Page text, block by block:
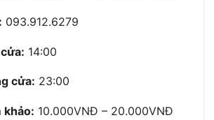
093.912.6279
14:00
cửa: 23:00
khảo: 10.000VNĐ – 20.000VNĐ